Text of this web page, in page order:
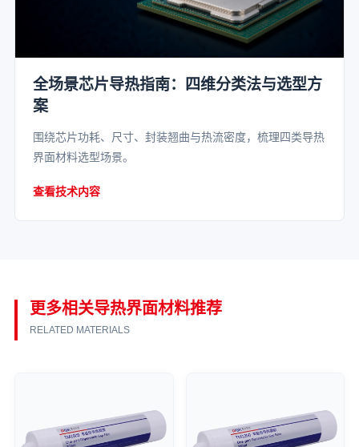
全场景芯片导热指南：四维分类法与选型方
案
围绕芯片功耗、尺寸、封装翘曲与热流密度，梳理四类导热
界面材料选型场景。
查看技术内容
更多相关导热界面材料推荐
RELATED MATERIALS